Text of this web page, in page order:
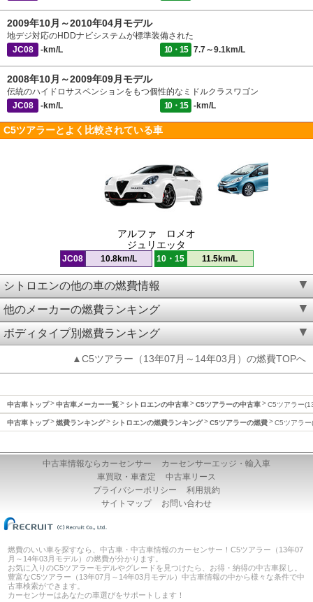
2009年10月～2010年04月モデル
地デジ対応のHDDナビシステムが標準装備された
JC08
-km/L 10・15 7.7～9.1km/L
2008年10月～2009年09月モデル
伝統のハイドロサスペンションをもつ個性的なミドルクラスワゴン
JC08
-km/L 10・15 -km/L
C5ツアラーとよく比較されている車
アルファ ロメオ
ジュリエッタ
JC08 10.8km/L 10・15 11.5km/L
シトロエンの他の車の燃費情報
他のメーカーの燃費ランキング
ボディタイプ別燃費ランキング
▲C5ツアラー（13年07月～14年03月）の燃費TOPへ
中古車トップ 中古車メーカー一覧 シトロエンの中古車 C5ツアラーの中古車 C5ツアラー
中古車トップ 燃費ランキング シトロエンの燃費ランキング C5ツアラーの燃費 C5ツアラ
中古車情報ならカーセンサー
カーセンサーエッジ・輸入車
車買取・車査定
中古車リース
プライバシーポリシー
利用規約
サイトマップ
お問い合わせ
燃費のいい車を探すなら、中古車・中古車情報のカーセンサー！C5ツアラー（13年07
月～14年03月モデル）の燃費が分かります。
お気に入りのC5ツアラーモデルやグレードを見つけたら、お得・納得の中古車探し。
豊富なC5ツアラー（13年07月～14年03月モデル）中古車情報の中から様々な条件で中
古車検索ができます。
カーセンサーはあなたの車選びをサポートします！